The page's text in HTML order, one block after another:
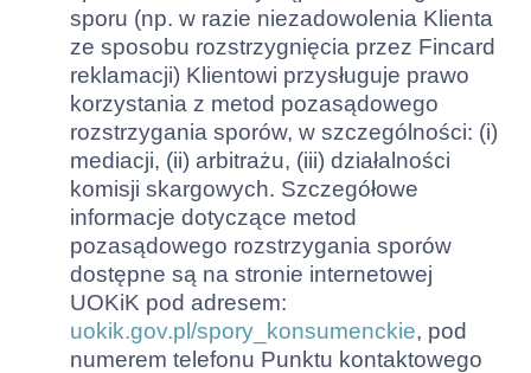
sporu (np. w razie niezadowolenia Klienta
ze sposobu rozstrzygnięcia przez Fincard
reklamacji) Klientowi przysługuje prawo
korzystania z metod pozasądowego
rozstrzygania sporów, w szczególności: (i)
mediacji, (ii) arbitrażu, (iii) działalności
komisji skargowych. Szczegółowe
informacje dotyczące metod
pozasądowego rozstrzygania sporów
dostępne są na stronie internetowej
UOKiK pod adresem:
uokik.gov.pl/spory_konsumenckie, pod
numerem telefonu Punktu kontaktowego